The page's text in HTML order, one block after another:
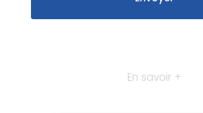
En savoir +